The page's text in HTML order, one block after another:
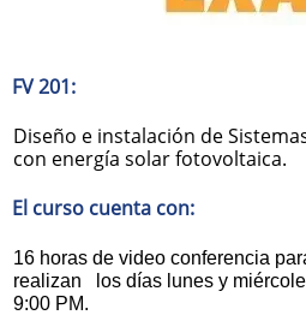
FV 201:
Diseño e instalación de
con energía solar fotovoltaica.
El curso cuenta con:
16 horas de video conferencia
realizan los días lunes y
9:00 PM.